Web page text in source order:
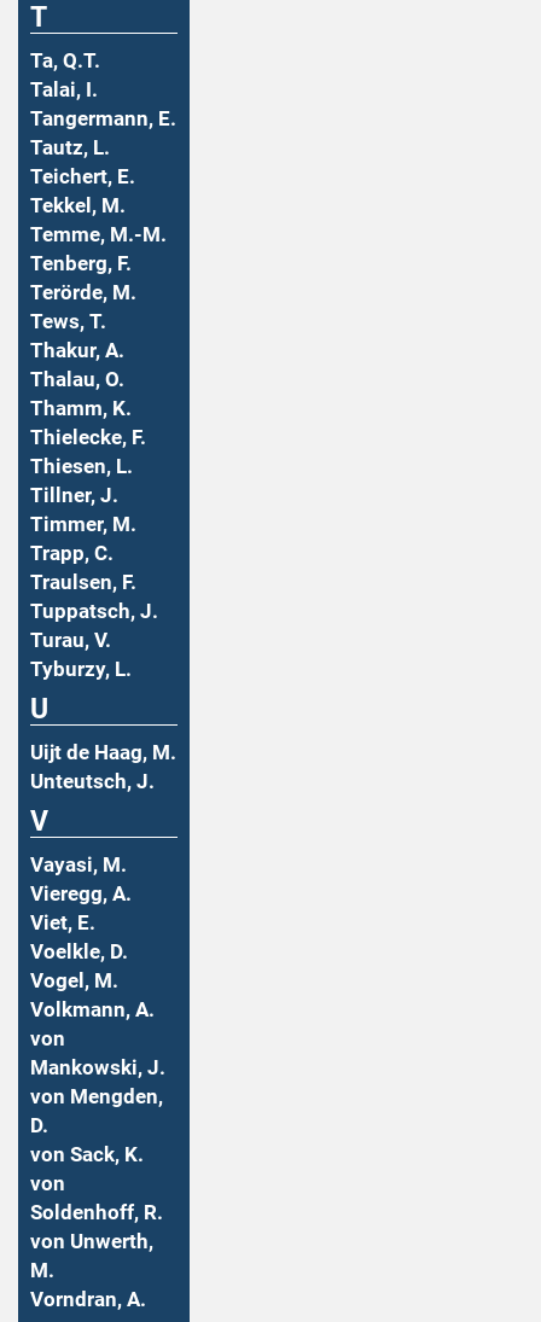
T
Ta, Q.T.
Talai, I.
Tangermann, E.
Tautz, L.
Teichert, E.
Tekkel, M.
Temme, M.-M.
Tenberg, F.
Terörde, M.
Tews, T.
Thakur, A.
Thalau, O.
Thamm, K.
Thielecke, F.
Thiesen, L.
Tillner, J.
Timmer, M.
Trapp, C.
Traulsen, F.
Tuppatsch, J.
Turau, V.
Tyburzy, L.
U
Uijt de Haag, M.
Unteutsch, J.
V
Vayasi, M.
Vieregg, A.
Viet, E.
Voelkle, D.
Vogel, M.
Volkmann, A.
von
Mankowski, J.
von Mengden,
D.
von Sack, K.
von
Soldenhoff, R.
von Unwerth,
M.
Vorndran, A.